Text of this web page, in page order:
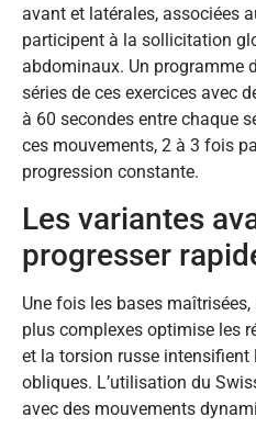
avant et latérales, associées
participent à la sollicitation
abdominaux. Un programme
séries de ces exercices avec
à 60 secondes entre chaque
ces mouvements, 2 à 3 fois
progression constante.
Les variantes
progresser
Une fois les bases maîtrisées,
plus complexes optimise les
et la torsion russe
obliques. L’utilisation du
avec des mouvements